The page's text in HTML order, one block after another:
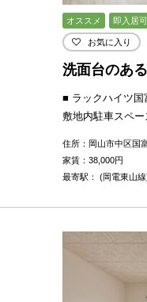
オススメ 即入居可
お気に入り
洗面台のあ
■ ラックハイツ国
敷地内駐車スペ
住所：岡山市中区国
家賃： 38,000円
最寄駅： (岡電東山